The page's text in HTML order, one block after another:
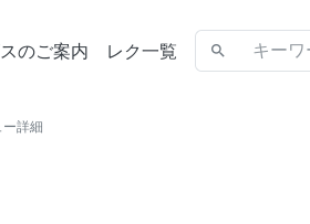
のご案内 レク一覧 search
ー詳細